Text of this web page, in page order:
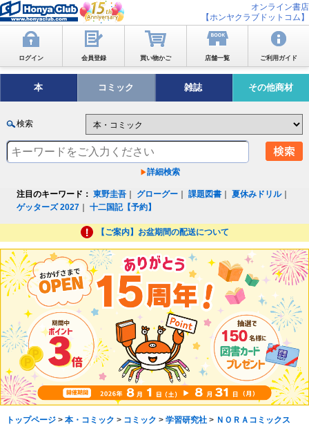
オンライン書店
【ホンヤクラブドットコム】
ログイン 会員登録 買い物かご 店舗一覧 ご利用ガイド
本 コミック 雑誌 その他商材
検索
詳細検索
注目のキーワード： 東野圭吾 グローグー ｜課題図書 ｜夏休みドリル｜
ゲッターズ 2027 ｜十二国記【予約】
【ご案内】お盆期間の配送について
トップページ> 本・コミック > コミック > 学習研究社> ＮＯＲＡコミックス